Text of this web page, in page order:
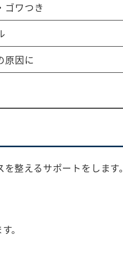
ゴワつき
原因に
整えるサポートをします。
。